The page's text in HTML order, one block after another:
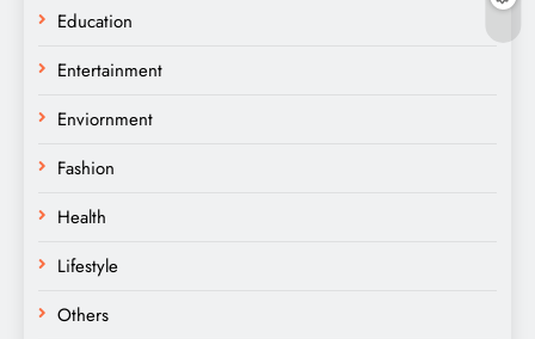
Education
Entertainment
Enviornment
Fashion
Health
Lifestyle
Others